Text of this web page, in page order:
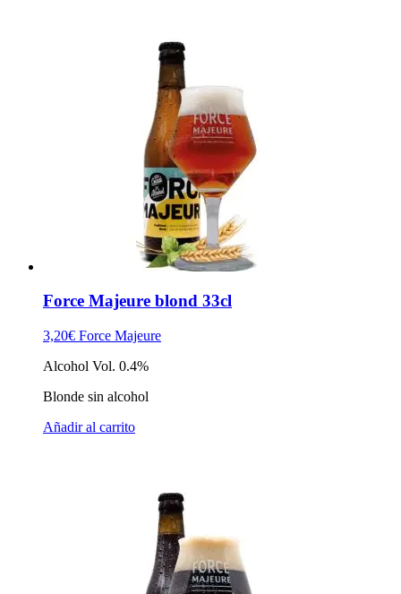
Force Majeure blond 33cl
3,20€ Force Majeure
Alcohol Vol. 0.4%
Blonde sin alcohol
Añadir al carrito